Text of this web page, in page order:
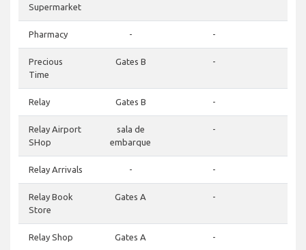
Supermarket
Pharmacy - -
Precious
Time
Gates B -
Relay Gates B -
Relay Airport
SHop
sala de
embarque
-
Relay Arrivals - -
Relay Book
Store
Gates A -
Relay Shop Gates A -